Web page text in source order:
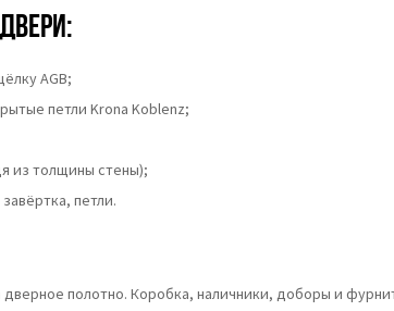
AGB;
петли Krona Koblenz;
из толщины стены);
петли.
дверное полотно. Коробка, наличники, доборы и